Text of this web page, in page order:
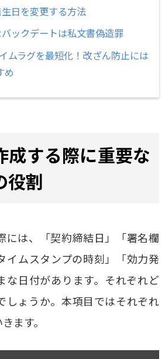
日を変更する方法
ックデートは私文書偽造罪
ムラグを最短化！改ざん防止には
め
成する際に重要な
役割
には、「契約締結日」「署名欄
イムスタンプの時刻」「効力発
な日付があります。それぞれど
しょうか。本項目ではそれぞれ
ます。